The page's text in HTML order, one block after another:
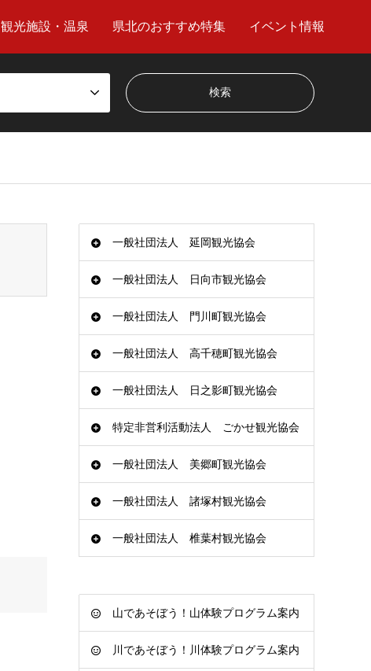
観光施設・温泉 県北のおすすめ特集 イベント情報
一般社団法人 延岡観光協会
一般社団法人 日向市観光協会
一般社団法人 門川町観光協会
一般社団法人 高千穂町観光協会
一般社団法人 日之影町観光協会
特定非営利活動法人 ごかせ観光協会
一般社団法人 美郷町観光協会
一般社団法人 諸塚村観光協会
一般社団法人 椎葉村観光協会
山であそぼう！山体験プログラム案内
川であそぼう！川体験プログラム案内